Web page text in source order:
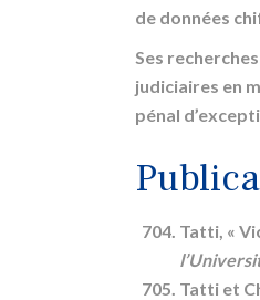
de données
Ses
judiciaires en
pénal
Tatti, «
Tatti et